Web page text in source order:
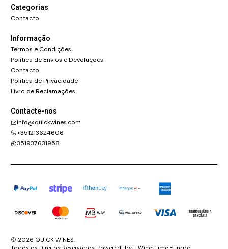
Categorias
Contacto
Informação
Termos e Condições
Política de Envios e Devoluções
Contacto
Política de Privacidade
Livro de Reclamações
Contacte-nos
info@quickwines.com
+351213624606
351937631958
2026 QUICK WINES.